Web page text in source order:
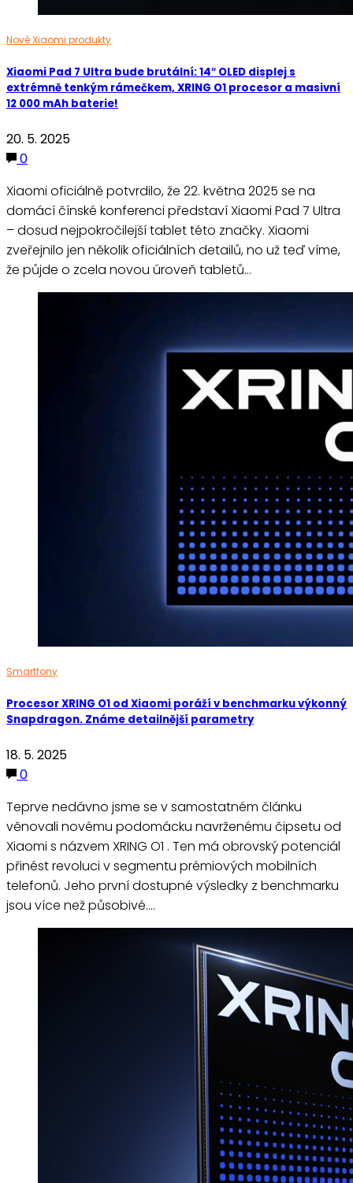
Nové Xiaomi produkty
Xiaomi Pad 7 Ultra bude brutální: 14″ OLED displej s
extrémně tenkým rámečkem, XRING O1 procesor a masivní
12 000 mAh baterie!
20. 5. 2025
0
Xiaomi oficiálně potvrdilo, že 22. května 2025 se na
domácí čínské konferenci představí Xiaomi Pad 7 Ultra
– dosud nejpokročilejší tablet této značky. Xiaomi
zveřejnilo jen několik oficiálních detailů, no už teď víme,
že půjde o zcela novou úroveň tabletů…
Smartfony
Procesor XRING O1 od Xiaomi poráží v benchmarku výkonný
Snapdragon. Známe detailnější parametry
18. 5. 2025
0
Teprve nedávno jsme se v samostatném článku
věnovali novému podomácku navrženému čipsetu od
Xiaomi s názvem XRING O1 . Ten má obrovský potenciál
přinést revoluci v segmentu prémiových mobilních
telefonů. Jeho první dostupné výsledky z benchmarku
jsou více než působivé.…